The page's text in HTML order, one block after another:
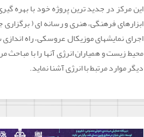
این مرکز در جدید ترین پروژه خود با بهره
ابزارهای فرهنگی، هنری و رسانه ای (
اجرای نمایشهای موزیکال عروسکی، راه
محیط زیست و همیاران انرژی آنها را با
دیگر موارد مرتبط با انرژی آشنا نماید.